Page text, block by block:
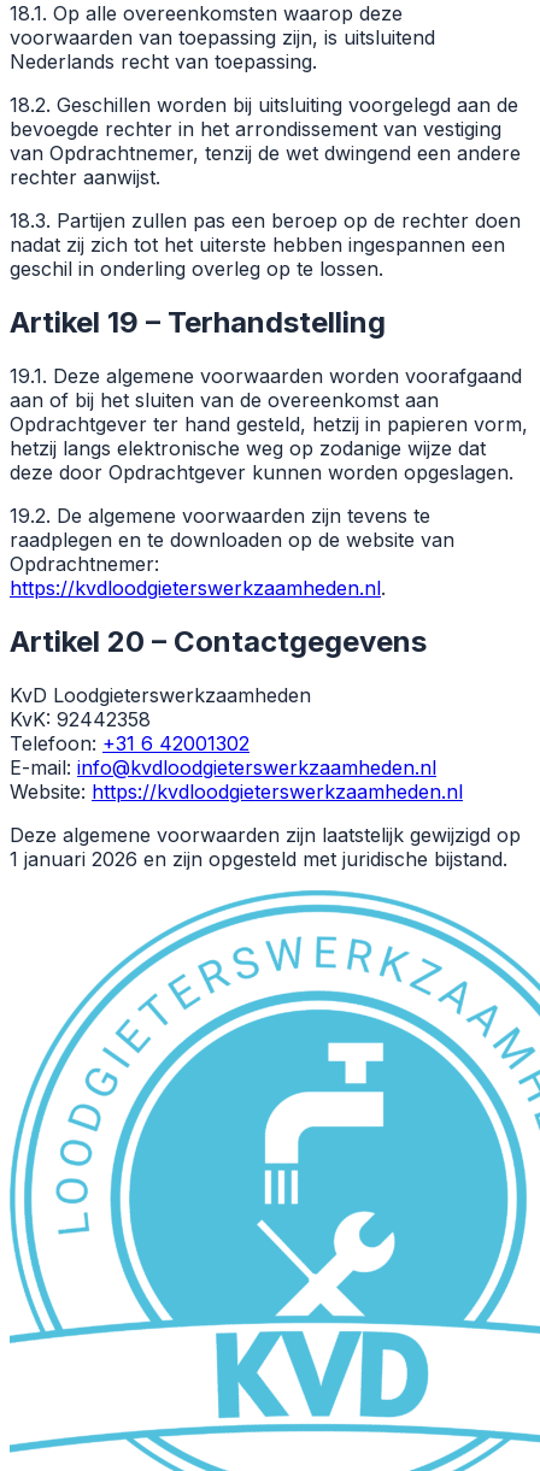
18.1. Op alle overeenkomsten waarop deze
voorwaarden van toepassing zijn, is uitsluitend
Nederlands recht van toepassing.
18.2. Geschillen worden bij uitsluiting voorgelegd aan de
bevoegde rechter in het arrondissement van vestiging
van Opdrachtnemer, tenzij de wet dwingend een andere
rechter aanwijst.
18.3. Partijen zullen pas een beroep op de rechter doen
nadat zij zich tot het uiterste hebben ingespannen een
geschil in onderling overleg op te lossen.
Artikel 19 – Terhandstelling
19.1. Deze algemene voorwaarden worden voorafgaand
aan of bij het sluiten van de overeenkomst aan
Opdrachtgever ter hand gesteld, hetzij in papieren vorm,
hetzij langs elektronische weg op zodanige wijze dat
deze door Opdrachtgever kunnen worden opgeslagen.
19.2. De algemene voorwaarden zijn tevens te
raadplegen en te downloaden op de website van
Opdrachtnemer:
https://kvdloodgieterswerkzaamheden.nl.
Artikel 20 – Contactgegevens
KvD Loodgieterswerkzaamheden
KvK: 92442358
Telefoon: +31 6 42001302
E-mail: info@kvdloodgieterswerkzaamheden.nl
Website: https://kvdloodgieterswerkzaamheden.nl
Deze algemene voorwaarden zijn laatstelijk gewijzigd op
1 januari 2026 en zijn opgesteld met juridische bijstand.